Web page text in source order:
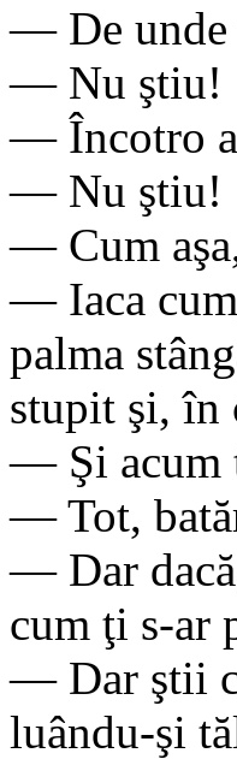
— De unde
— Nu ştiu!
— Încotro
— Nu ştiu!
— Cum
— Iaca
palma
stupit şi, în
— Şi acum
— Tot,
— Dar
cum ţi s-ar
— Dar ştii
luându-şi